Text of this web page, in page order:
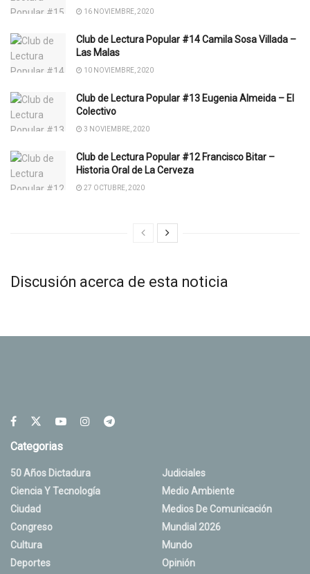
16 NOVIEMBRE, 2020
Club de Lectura Popular #14 Camila Sosa Villada –
Las Malas
10 NOVIEMBRE, 2020
Club de Lectura Popular #13 Eugenia Almeida – El
Colectivo
3 NOVIEMBRE, 2020
Club de Lectura Popular #12 Francisco Bitar –
Historia Oral de La Cerveza
27 OCTUBRE, 2020
Discusión acerca de esta noticia
Categorias
50 Años Dictadura
Ciencia Y Tecnología
Ciudad
Congreso
Cultura
Deportes
Judiciales
Medio Ambiente
Medios De Comunicación
Mundial 2026
Mundo
Opinión